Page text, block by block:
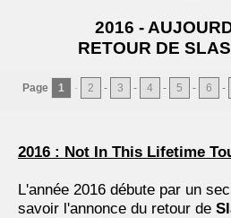
2016 -
RETOUR DE
Page 1 - 2 - 3 - 4 - 5 - 6 -
2016 : Not In This Lifetime
L'année 2016 débute par un
savoir l'annonce du retour de